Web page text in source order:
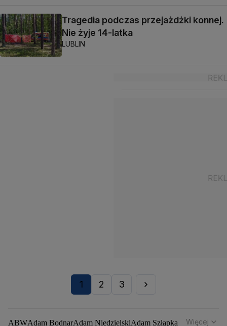
Tragedia podczas przejażdżki konnej.
Nie żyje 14-latka
LUBLIN
1 2 3
ABWAdam BodnarAdam NiedzielskiAdam Szłapka
Więcej